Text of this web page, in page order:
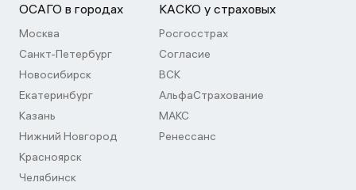
ОСАГО в городах
Москва
Санкт-Петербург
Новосибирск
Екатеринбург
Казань
Нижний Новгород
Красноярск
Челябинск
КАСКО у страховых
Росгосстрах
Согласие
ВСК
АльфаСтрахование
МАКС
Ренессанс